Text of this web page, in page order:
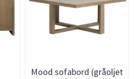
Mood sofabord (gråoljet